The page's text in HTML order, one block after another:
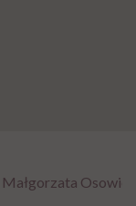
Małgorzata